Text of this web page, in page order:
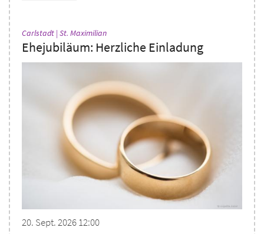
Carlstadt | St. Maximilian:
Ehejubiläum: Herzliche Einladung
20. Sept. 2026 12:00